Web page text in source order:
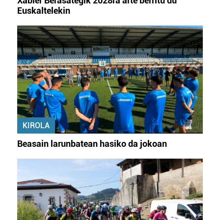
Euskaltelekin
KIROLA
Beasain larunbatean hasiko da jokoan